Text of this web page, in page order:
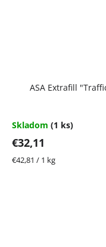
ASA Extrafill
Skladom (1 ks)
€32,11
Jednotková
€42,81 / 1 kg